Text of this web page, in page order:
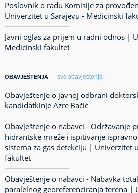
Poslovnik o radu Komisije za
Univerzitet u Sarajevu - Medicinski
Javni oglas za prijem u radni odnos |
Medicinski fakultet
OBAVJEŠTENJA sva obavjestenja
Obavještenje o javnoj odbrani
kandidatkinje Azre Bačić
Obavještenje o nabavci - Održavanje
hidrantske mreže i ispitivanje
sistema za gas detekciju | Univerzitet
fakultet
Obavještenje o nabavci - Nabavka
paralelnog georeferenciranja terena |